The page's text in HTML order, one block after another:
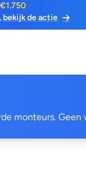
€1.750
bekijk de actie
monteurs. Geen